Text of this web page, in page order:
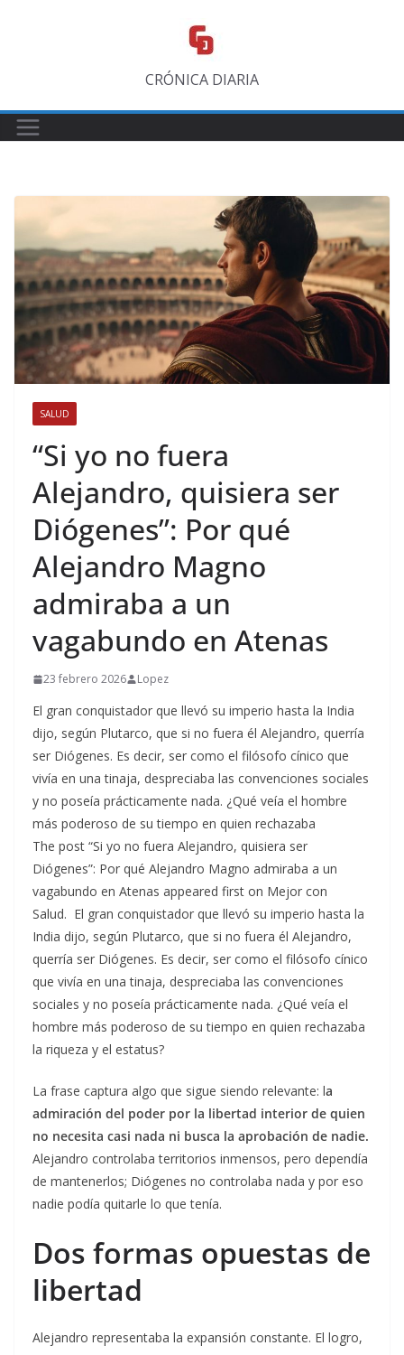
CRÓNICA DIARIA
SALUD
“Si yo no fuera
Alejandro, quisiera ser
Diógenes”: Por qué
Alejandro Magno
admiraba a un
vagabundo en Atenas
23 febrero 2026 Lopez
El gran conquistador que llevó su imperio hasta la India
dijo, según Plutarco, que si no fuera él Alejandro, querría
ser Diógenes. Es decir, ser como el filósofo cínico que
vivía en una tinaja, despreciaba las convenciones sociales
y no poseía prácticamente nada. ¿Qué veía el hombre
más poderoso de su tiempo en quien rechazaba
The post “Si yo no fuera Alejandro, quisiera ser
Diógenes”: Por qué Alejandro Magno admiraba a un
vagabundo en Atenas appeared first on Mejor con
Salud. El gran conquistador que llevó su imperio hasta la
India dijo, según Plutarco, que si no fuera él Alejandro,
querría ser Diógenes. Es decir, ser como el filósofo cínico
que vivía en una tinaja, despreciaba las convenciones
sociales y no poseía prácticamente nada. ¿Qué veía el
hombre más poderoso de su tiempo en quien rechazaba
la riqueza y el estatus?
La frase captura algo que sigue siendo relevante: la
admiración del poder por la libertad interior de quien
no necesita casi nada ni busca la aprobación de nadie.
Alejandro controlaba territorios inmensos, pero dependía
de mantenerlos; Diógenes no controlaba nada y por eso
nadie podía quitarle lo que tenía.
Dos formas opuestas de
libertad
Alejandro representaba la expansión constante. El logro,